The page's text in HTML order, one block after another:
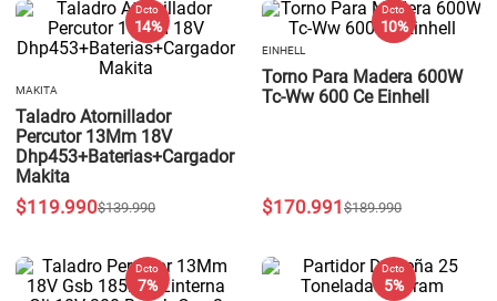
Dcto
14 %
MAKITA
Taladro Atornillador
Percutor 13Mm 18V
Dhp453+Baterias+Cargador
Makita
$139.990
$119.990
Dcto
10 %
EINHELL
Torno Para Madera 600W
Tc-Ww 600 Ce Einhell
$189.990
$170.991
Dcto
7 %
Dcto
5 %